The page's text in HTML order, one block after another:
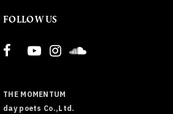
FOLLOW US
THE MOMENTUM
day poets Co.,Ltd.